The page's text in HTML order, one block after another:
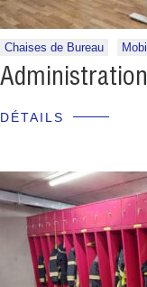
Chaises de Bureau
DÉTAILS